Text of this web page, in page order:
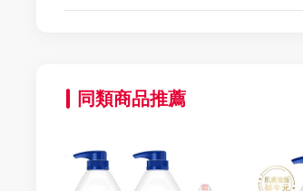
同類商品推薦